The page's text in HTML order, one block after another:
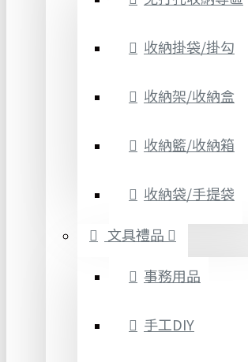
收納掛袋/掛勾
收納架/收納盒
收納籃/收納箱
收納袋/手提袋
文具禮品
事務用品
手工DIY